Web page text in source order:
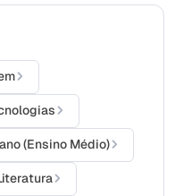
(Ensino Médio)